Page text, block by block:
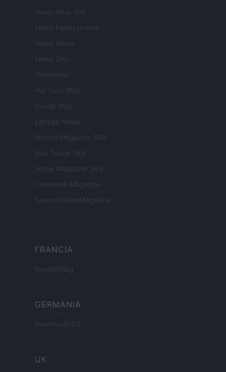
Newz New York
Newz Pennsylvania
Newz Illinois
Newz Ohio
Gameland
Hig Tech Mag
Scoop Mag
Lgbtqia News
Motors Magazine 365
Day Travel 365
Home Magazine 365
Cineverse Magazine
SecondHomeMagazine
FRANCIA
InvestirMag
GERMANIA
Investieren24
UK